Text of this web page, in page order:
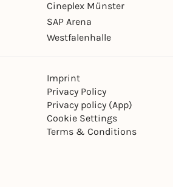
Cineplex Münster
SAP Arena
Westfalenhalle
Imprint
Privacy Policy
Privacy policy (App)
Cookie Settings
Terms & Conditions